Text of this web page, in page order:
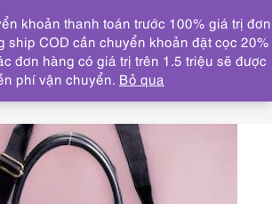
DANH MỤC
THƯƠNG HIỆU KHÁC
1442-Túi
đeo vai-CHRISTIAN OLIVER satchel
khoản thanh toán trước 100% giá trị đơn
ship COD cần chuyển khoản đặt cọc 20%
đơn hàng có giá trị trên 1.5 triệu sẽ được
phí vận chuyển. Bỏ qua